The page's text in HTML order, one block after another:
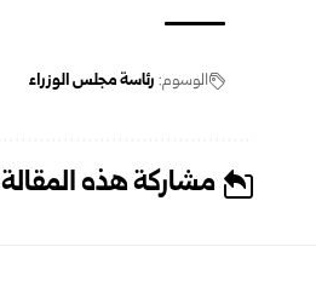
الوسوم: رئاسة مجلس الوزراء
مشاركة هذه المقالة